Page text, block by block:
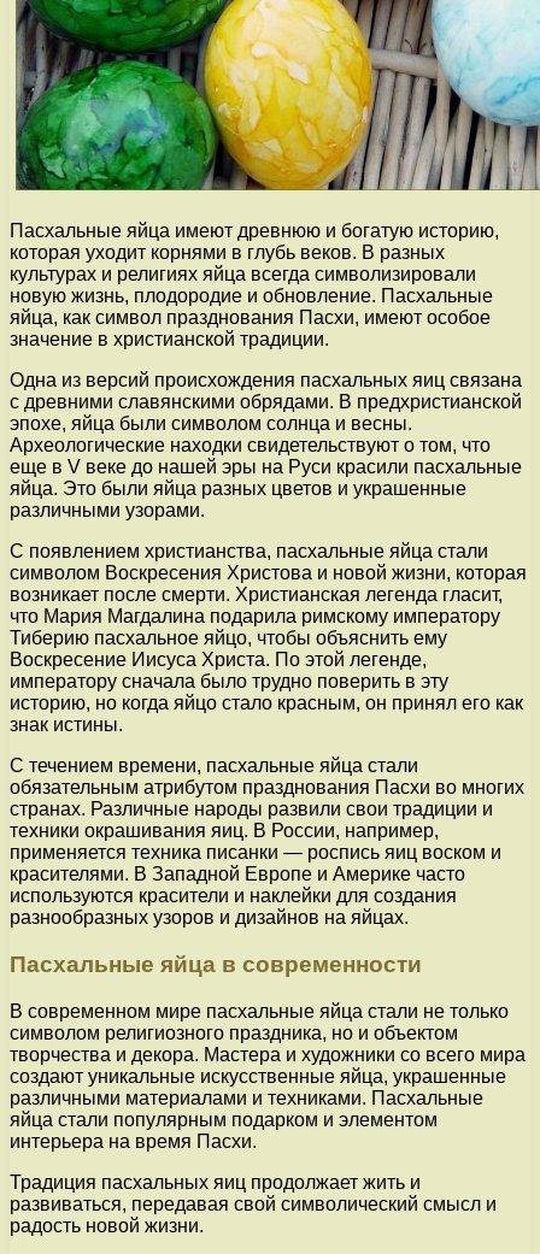
Пасхальные яйца имеют древнюю и богатую историю,
которая уходит корнями в глубь веков. В разных
культурах и религиях яйца всегда символизировали
новую жизнь, плодородие и обновление. Пасхальные
яйца, как символ празднования Пасхи, имеют особое
значение в христианской традиции.
Одна из версий происхождения пасхальных яиц связана
с древними славянскими обрядами. В предхристианской
эпохе, яйца были символом солнца и весны.
Археологические находки свидетельствуют о том, что
еще в V веке до нашей эры на Руси красили пасхальные
яйца. Это были яйца разных цветов и украшенные
различными узорами.
С появлением христианства, пасхальные яйца стали
символом Воскресения Христова и новой жизни, которая
возникает после смерти. Христианская легенда гласит,
что Мария Магдалина подарила римскому императору
Тиберию пасхальное яйцо, чтобы объяснить ему
Воскресение Иисуса Христа. По этой легенде,
императору сначала было трудно поверить в эту
историю, но когда яйцо стало красным, он принял его как
знак истины.
С течением времени, пасхальные яйца стали
обязательным атрибутом празднования Пасхи во многих
странах. Различные народы развили свои традиции и
техники окрашивания яиц. В России, например,
применяется техника писанки — роспись яиц воском и
красителями. В Западной Европе и Америке часто
используются красители и наклейки для создания
разнообразных узоров и дизайнов на яйцах.
Пасхальные яйца в современности
В современном мире пасхальные яйца стали не только
символом религиозного праздника, но и объектом
творчества и декора. Мастера и художники со всего мира
создают уникальные искусственные яйца, украшенные
различными материалами и техниками. Пасхальные
яйца стали популярным подарком и элементом
интерьера на время Пасхи.
Традиция пасхальных яиц продолжает жить и
развиваться, передавая свой символический смысл и
радость новой жизни.